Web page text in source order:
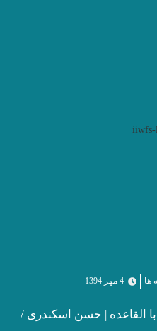
ها 4 مهر 1394
القاعده | حسن اسکندری /